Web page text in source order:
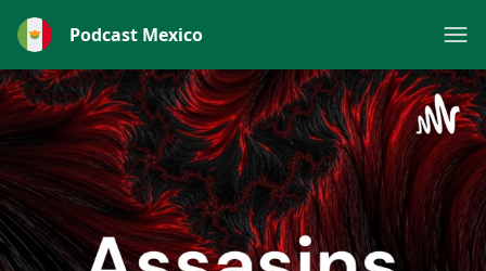
Podcast Mexico